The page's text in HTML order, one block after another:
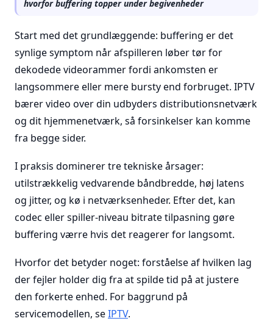
hvorfor buffering topper under begivenheder
Start med det grundlæggende: buffering er det
synlige symptom når afspilleren løber tør for
dekodede videorammer fordi ankomsten er
langsommere eller mere bursty end forbruget. IPTV
bærer video over din udbyders distributionsnetværk
og dit hjemmenetværk, så forsinkelser kan komme
fra begge sider.
I praksis dominerer tre tekniske årsager:
utilstrækkelig vedvarende båndbredde, høj latens
og jitter, og kø i netværksenheder. Efter det, kan
codec eller spiller-niveau bitrate tilpasning gøre
buffering værre hvis det reagerer for langsomt.
Hvorfor det betyder noget: forståelse af hvilken lag
der fejler holder dig fra at spilde tid på at justere
den forkerte enhed. For baggrund på
servicemodellen, seIPTV.